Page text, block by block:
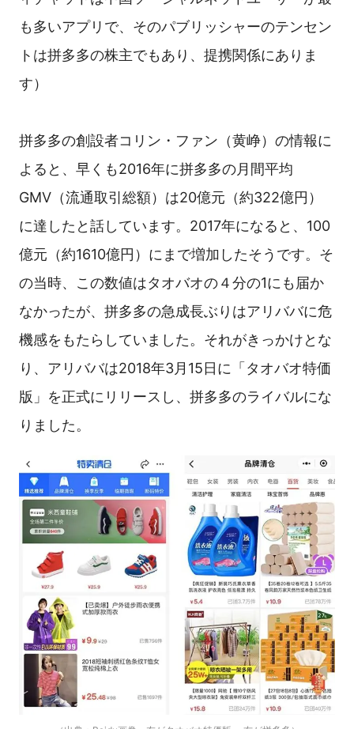
も多いアプリで、そのパブリッシャーのテンセン
トは拼多多の株主でもあり、提携関係にありま
す）
拼多多の創設者コリン・ファン（黄峥）の情報に
よると、早くも2016年に拼多多の月間平均
GMV（流通取引総額）は20億元（約322億円）
に達したと話しています。2017年になると、100
億元（約1610億円）にまで増加したそうです。そ
の当時、この数値はタオバオの４分の1にも届か
なかったが、拼多多の急成長ぶりはアリババに危
機感をもたらしていました。それがきっかけとな
り、アリババは2018年3月15日に「タオバオ特価
版」を正式にリリースし、拼多多のライバルにな
りました。